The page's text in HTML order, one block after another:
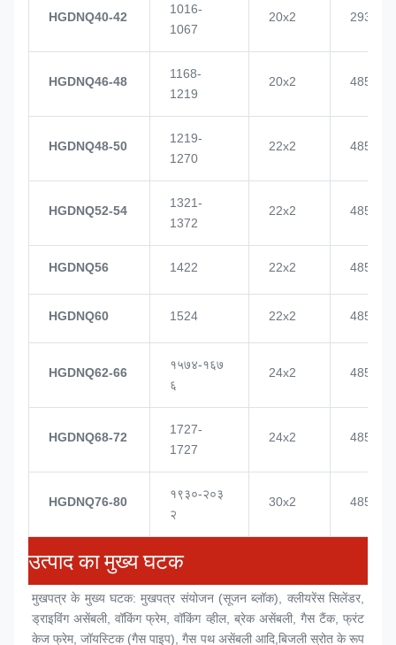
HGDNQ40-42
1016-
1067
20x2 2937
HGDNQ46-48
1168-
1219
20x2 4855
HGDNQ48-50
1219-
1270
22x2 4855
HGDNQ52-54
1321-
1372
22x2 4855
HGDNQ56 1422 22x2 4855
HGDNQ60 1524 22x2 4855
HGDNQ62-66
१५७४-१६७
६
24x2 4855
HGDNQ68-72
1727-
1727
24x2 4855
HGDNQ76-80
१९३०-२०३
२
30x2 4855
उत्पाद का मुख्य घटक
मुखपत्र के मुख्य घटक: मुखपत्र संयोजन (सूजन ब्लॉक), क्लीयरेंस सिलेंडर,
ड्राइविंग असेंबली, वॉकिंग फ्रेम, वॉकिंग व्हील, ब्रेक असेंबली, गैस टैंक, फ्रंट
केज फ्रेम, जॉयस्टिक (गैस पाइप), गैस पथ असेंबली आदि,बिजली स्रोत के रूप